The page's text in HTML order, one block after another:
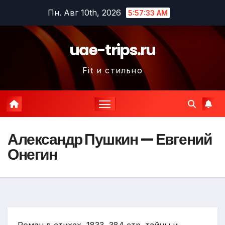
содержимому
Пн. Авг 10th, 2026 5:57:34 AM
uae-trips.ru
Fit и стильно
Александр Пушкин — Евгений
Онегин